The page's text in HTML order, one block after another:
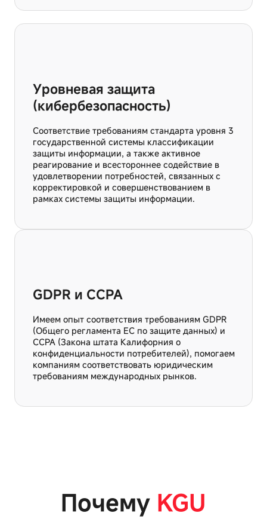
Уровневая защита
(кибербезопасность)
Соответствие требованиям стандарта уровня 3
государственной системы классификации
защиты информации, а также активное
реагирование и всестороннее содействие в
удовлетворении потребностей, связанных с
корректировкой и совершенствованием в
рамках системы защиты информации.
GDPR и CCPA
Имеем опыт соответствия требованиям GDPR
(Общего регламента ЕС по защите данных) и
CCPA (Закона штата Калифорния о
конфиденциальности потребителей), помогаем
компаниям соответствовать юридическим
требованиям международных рынков.
Почему KGU